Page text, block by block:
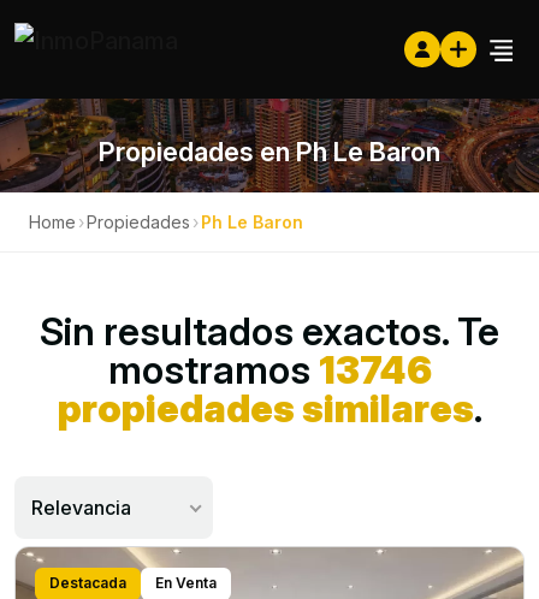
Propiedades en Ph Le Baron
Home ›Propiedades ›Ph Le Baron
Sin resultados exactos. Te
mostramos 13746
propiedades similares.
Relevancia
Destacada En Venta